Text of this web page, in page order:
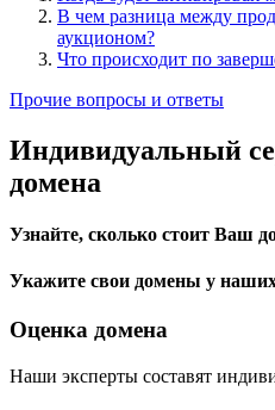
В чем разница между
аукционом?
Что происходит по
Прочие вопросы и ответы
Индивидуальный
домена
Узнайте, сколько стоит Ваш
Укажите свои домены у
Оценка домена
Наши эксперты составят